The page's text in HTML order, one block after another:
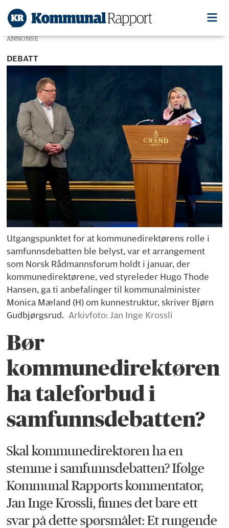
ANNONSE
DEBATT
Utgangspunktet for at kommunedirektørens rolle i
samfunnsdebatten ble belyst, var et arrangement
som Norsk Rådmannsforum holdt i januar, der
kommunedirektørene, ved styreleder Hugo Thode
Hansen, ga ti anbefalinger til kommunalminister
Monica Mæland (H) om kunnestruktur, skriver Bjørn
Gudbjørgsrud. Arkivfoto: Jan Inge Krossli
Bør
kommunedirektøren
ha taleforbud i
samfunnsdebatten?
Skal kommunedirektøren ha en
stemme i samfunnsdebatten? Ifølge
Kommunal Rapports kommentator,
Jan Inge Krossli, finnes det bare ett
svar på dette spørsmålet: Et rungende